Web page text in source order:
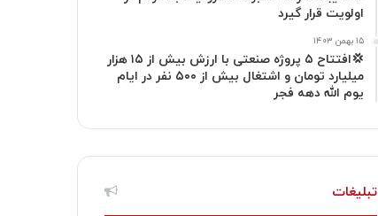
اولویت قرار گیرد
۱۵ بهمن ۱۴۰۳
💢افتتاح ۵ پروژه صنعتی با ارزش بیش از ۱۵ هزار
میلیارد تومان و اشتغال بیش از ۵۰۰ نفر در ایام
یوم الله دهه فجر
تبلیغات